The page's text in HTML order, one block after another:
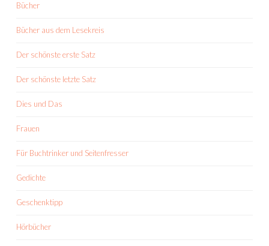
Bücher
Bücher aus dem Lesekreis
Der schönste erste Satz
Der schönste letzte Satz
Dies und Das
Frauen
Für Buchtrinker und Seitenfresser
Gedichte
Geschenktipp
Hörbücher